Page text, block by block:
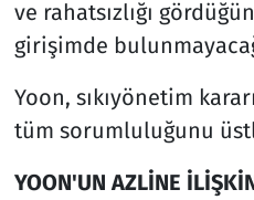
ve rahatsızlığı
girişimde
Yoon, sıkıyönetim
tüm sorumluluğunu
YOON'UN AZLİNE